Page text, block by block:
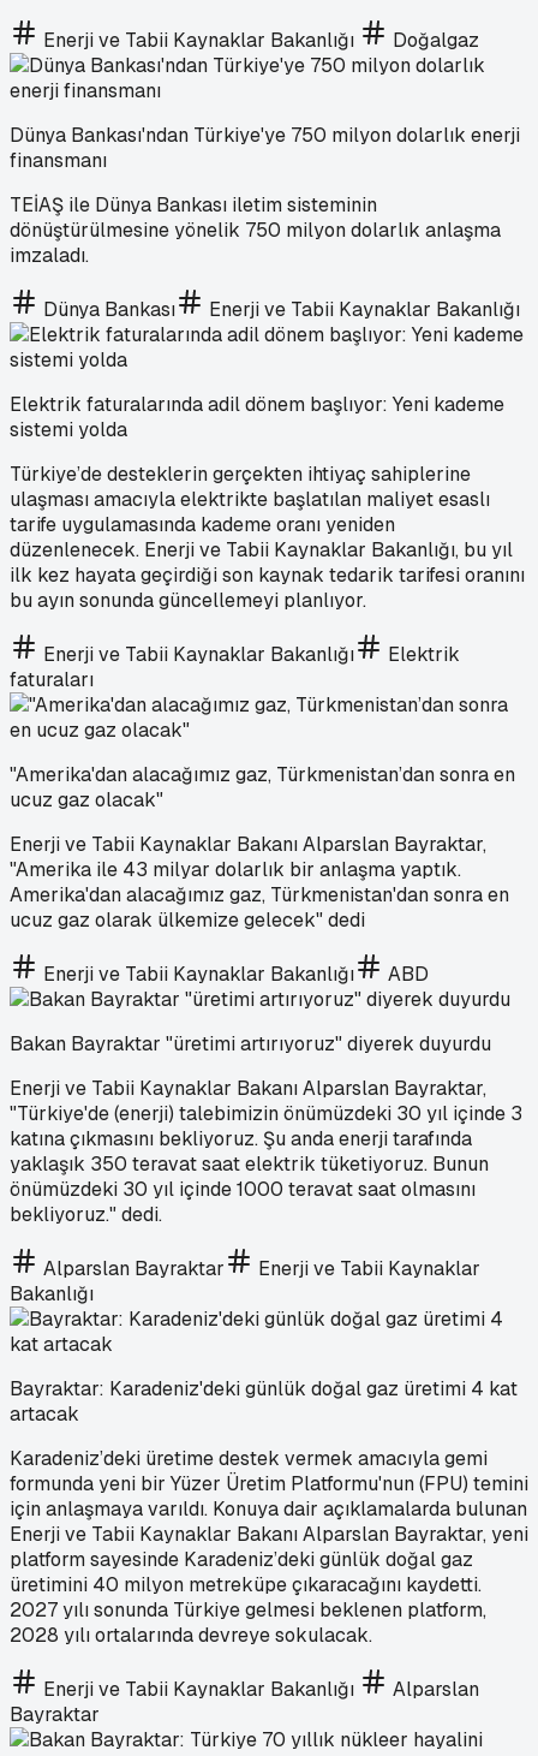
Enerji ve Tabii Kaynaklar Bakanlığı Doğalgaz
Dünya Bankası'ndan Türkiye'ye 750 milyon dolarlık enerji
finansmanı
TEİAŞ ile Dünya Bankası iletim sisteminin
dönüştürülmesine yönelik 750 milyon dolarlık anlaşma
imzaladı.
Dünya Bankası Enerji ve Tabii Kaynaklar Bakanlığı
Elektrik faturalarında adil dönem başlıyor: Yeni kademe
sistemi yolda
Türkiye’de desteklerin gerçekten ihtiyaç sahiplerine
ulaşması amacıyla elektrikte başlatılan maliyet esaslı
tarife uygulamasında kademe oranı yeniden
düzenlenecek. Enerji ve Tabii Kaynaklar Bakanlığı, bu yıl
ilk kez hayata geçirdiği son kaynak tedarik tarifesi oranını
bu ayın sonunda güncellemeyi planlıyor.
Enerji ve Tabii Kaynaklar Bakanlığı
Elektrik
faturaları
"Amerika'dan alacağımız gaz, Türkmenistan’dan sonra en
ucuz gaz olacak"
Enerji ve Tabii Kaynaklar Bakanı Alparslan Bayraktar,
"Amerika ile 43 milyar dolarlık bir anlaşma yaptık.
Amerika'dan alacağımız gaz, Türkmenistan'dan sonra en
ucuz gaz olarak ülkemize gelecek" dedi
Enerji ve Tabii Kaynaklar Bakanlığı ABD
Bakan Bayraktar "üretimi artırıyoruz" diyerek duyurdu
Enerji ve Tabii Kaynaklar Bakanı Alparslan Bayraktar,
"Türkiye'de (enerji) talebimizin önümüzdeki 30 yıl içinde 3
katına çıkmasını bekliyoruz. Şu anda enerji tarafında
yaklaşık 350 teravat saat elektrik tüketiyoruz. Bunun
önümüzdeki 30 yıl içinde 1000 teravat saat olmasını
bekliyoruz." dedi.
Alparslan Bayraktar
Enerji ve Tabii Kaynaklar
Bakanlığı
Bayraktar: Karadeniz'deki günlük doğal gaz üretimi 4 kat
artacak
Karadeniz’deki üretime destek vermek amacıyla gemi
formunda yeni bir Yüzer Üretim Platformu'nun (FPU) temini
için anlaşmaya varıldı. Konuya dair açıklamalarda bulunan
Enerji ve Tabii Kaynaklar Bakanı Alparslan Bayraktar, yeni
platform sayesinde Karadeniz’deki günlük doğal gaz
üretimini 40 milyon metreküpe çıkaracağını kaydetti.
2027 yılı sonunda Türkiye gelmesi beklenen platform,
2028 yılı ortalarında devreye sokulacak.
Enerji ve Tabii Kaynaklar Bakanlığı
Alparslan
Bayraktar